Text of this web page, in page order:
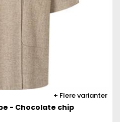
Flere varianter
- Chocolate chip